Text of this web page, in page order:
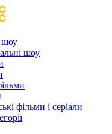
шоу
шоу
фільми і серіали